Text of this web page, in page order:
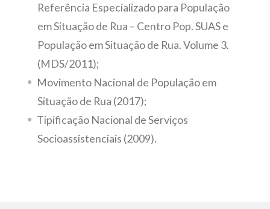
Referência Especializado para População
em Situação de Rua – Centro Pop. SUAS e
População em Situação de Rua. Volume 3.
(MDS/2011);
Movimento Nacional de População em
Situação de Rua (2017);
Tipificação Nacional de Serviços
Socioassistenciais (2009).